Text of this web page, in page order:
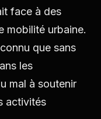
face à des
mobilité urbaine.
que sans
les
mal à soutenir
activités